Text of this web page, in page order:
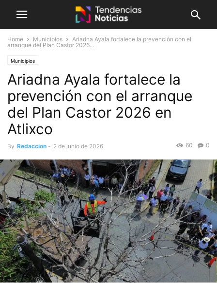
Home Municipios
Ariadna Ayala fortalece la prevención con el
arranque del Plan Castor 2026...
Municipios
Ariadna Ayala fortalece la
prevención con el arranque
del Plan Castor 2026 en
Atlixco
By Redaccion - 2 de junio de 2026 0
60